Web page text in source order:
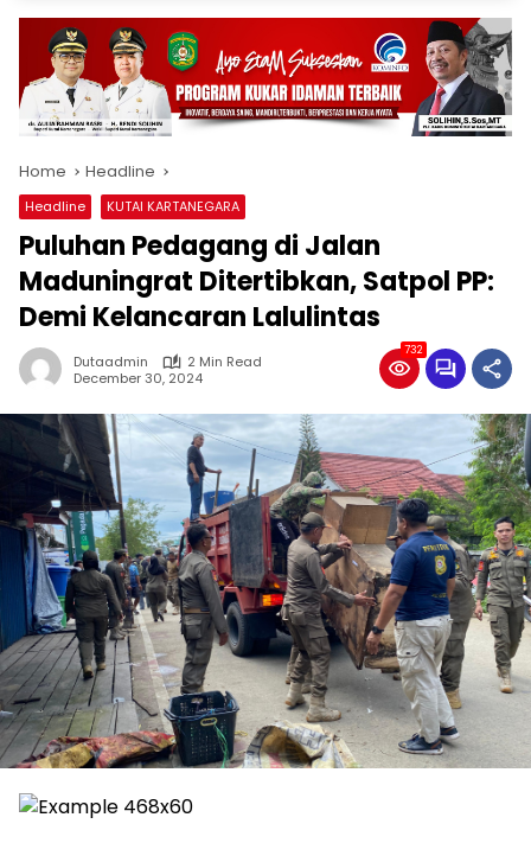
Home Headline
Headline KUTAI KARTANEGARA
Puluhan Pedagang di Jalan
Maduningrat Ditertibkan, Satpol PP:
Demi Kelancaran Lalulintas
Dutaadmin
2 Min Read
December 30, 2024
732